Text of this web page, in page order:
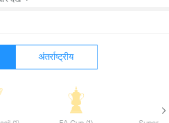
अंतर्राष्ट्रीय